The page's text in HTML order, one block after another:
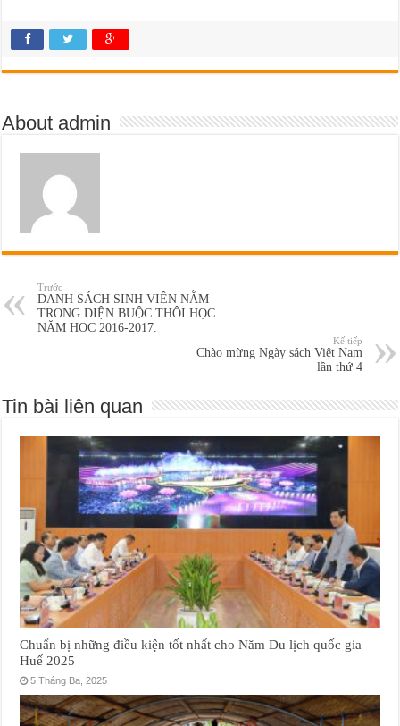
About admin
Trước
DANH SÁCH SINH VIÊN NẰM
TRONG DIỆN BUỘC THÔI HỌC
NĂM HỌC 2016-2017.
Kế tiếp
Chào mừng Ngày sách Việt Nam
lần thứ 4
Tin bài liên quan
Chuẩn bị những điều kiện tốt nhất cho Năm Du lịch quốc gia –
Huế 2025
5 Tháng Ba, 2025